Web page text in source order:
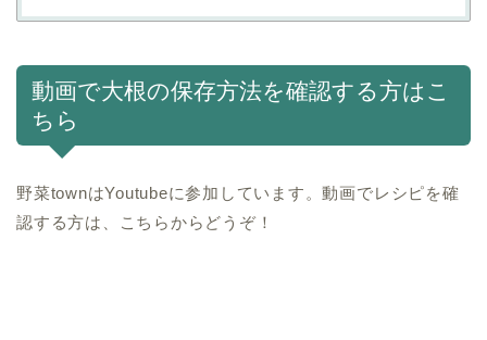
動画で大根の保存方法を確認する方はこ
ちら
野菜townはYoutubeに参加しています。動画でレシピを確
認する方は、こちらからどうぞ！